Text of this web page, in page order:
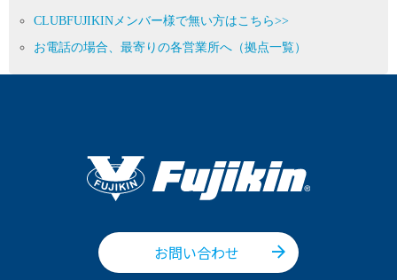
CLUBFUJIKINメンバー様で無い方はこちら>>
お電話の場合、最寄りの各営業所へ（拠点一覧）
お問い合わせ